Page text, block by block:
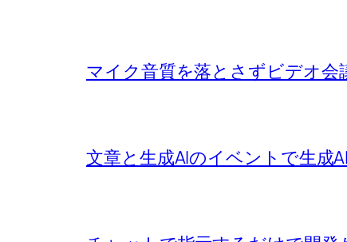
マイク音質を落とさずビデオ
文章と生成AIのイベントで生成